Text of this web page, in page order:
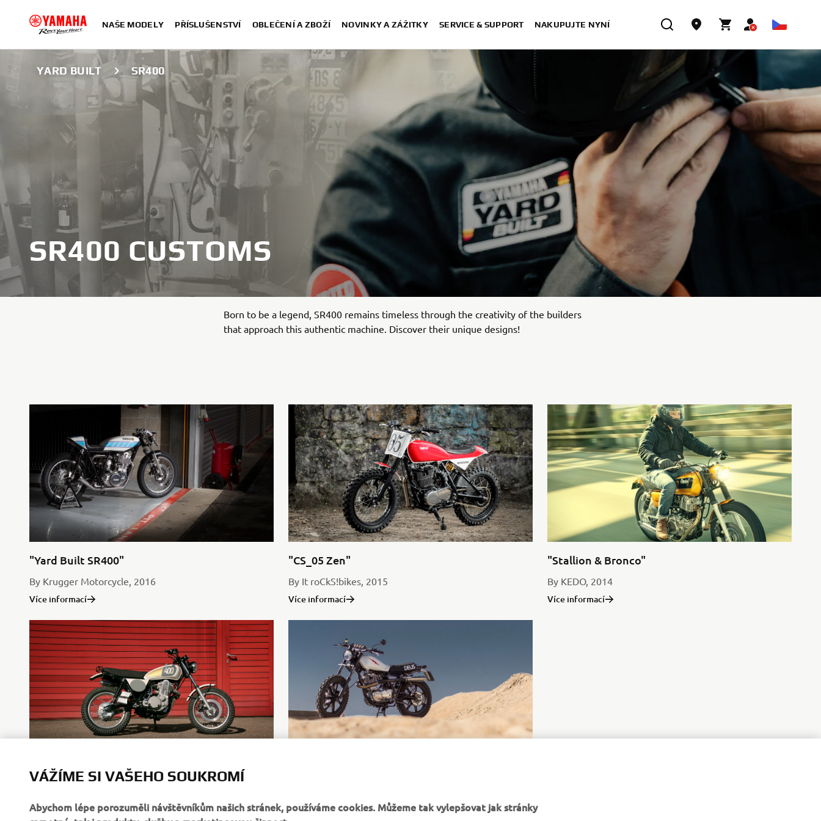
NAŠE MODELY PŘÍSLUŠENSTVÍ OBLEČENÍ A ZBOŽÍ NOVINKY A ZÁŽITKY SERVICE & SUPPORT NAKUPUJTE NYNÍ
YARD BUILT SR400
SR400 CUSTOMS
Born to be a legend, SR400 remains timeless through the creativity of the builders
that approach this authentic machine. Discover their unique designs!
"Yard Built SR400"
By Krugger Motorcycle, 2016
Více informací
"CS_05 Zen"
By It roCkS!bikes, 2015
Více informací
"Stallion & Bronco"
By KEDO, 2014
Více informací
"Homage"
Více informací Více informací
VÁŽÍME SI VAŠEHO SOUKROMÍ
Abychom lépe porozuměli návštěvníkům našich stránek, používáme cookies. Můžeme tak vylepšovat jak stránky